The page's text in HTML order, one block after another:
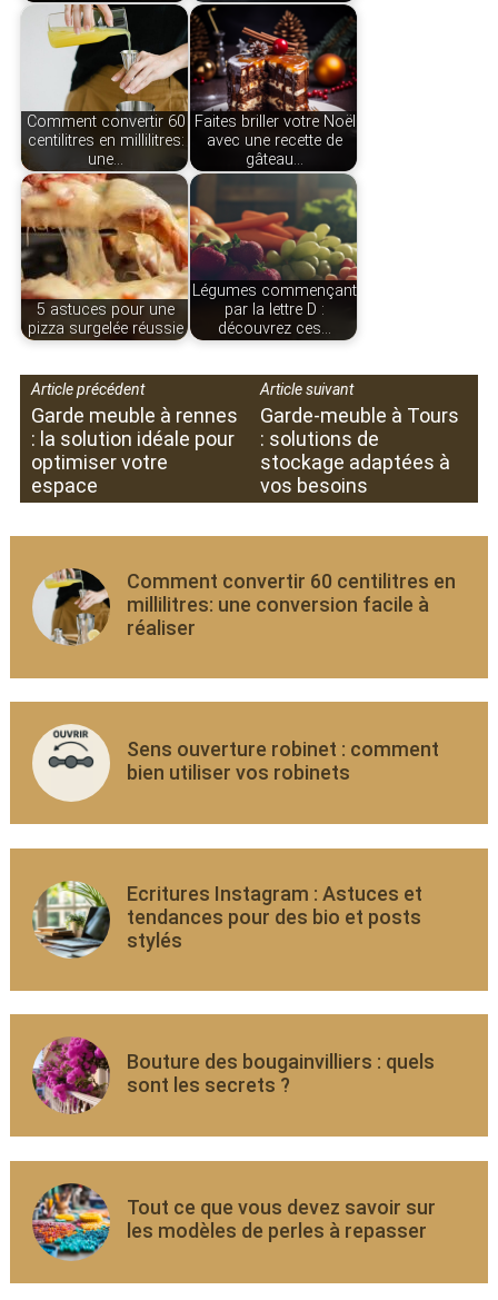
Comment convertir 60
centilitres en millilitres:
une…
Faites briller votre Noël
avec une recette de
gâteau…
5 astuces pour une
pizza surgelée réussie
Légumes commençant
par la lettre D :
découvrez ces…
Article précédent
Garde meuble à rennes
: la solution idéale pour
optimiser votre
espace
Article suivant
Garde-meuble à Tours
: solutions de
stockage adaptées à
vos besoins
Comment convertir 60 centilitres en
millilitres: une conversion facile à
réaliser
Sens ouverture robinet : comment
bien utiliser vos robinets
Ecritures Instagram : Astuces et
tendances pour des bio et posts
stylés
Bouture des bougainvilliers : quels
sont les secrets ?
Tout ce que vous devez savoir sur
les modèles de perles à repasser